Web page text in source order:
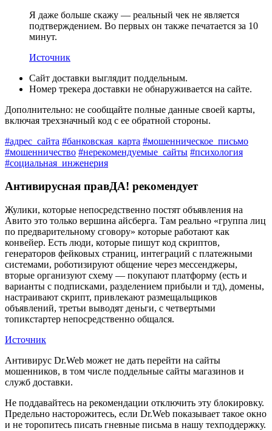
Я даже больше скажу — реальный чек не является
подтверждением. Во первых он также печатается за 10
минут.
Источник
Сайт доставки выглядит поддельным.
Номер трекера доставки не обнаруживается на сайте.
Дополнительно: не сообщайте полные данные своей карты,
включая трехзначный код с ее обратной стороны.
#адрес_сайта #банковская_карта #мошенническое_письмо
#мошенничество #нерекомендуемые_сайты #психология
#социальная_инженерия
Антивирусная правДА! рекомендует
Жулики, которые непосредственно постят объявления на
Авито это только вершина айсберга. Там реально «группа лиц
по предварительному сговору» которые работают как
конвейер. Есть люди, которые пишут код скриптов,
генераторов фейковых страниц, интеграций с платежными
системами, роботизируют общение через мессенджеры,
вторые организуют схему — покупают платформу (есть и
варианты с подписками, разделением прибыли и тд), домены,
настраивают скрипт, привлекают размещальщиков
объявлений, третьи выводят деньги, с четвертыми
топикстартер непосредственно общался.
Источник
Антивирус Dr.Web может не дать перейти на сайты
мошенников, в том числе поддельные сайты магазинов и
служб доставки.
Не поддавайтесь на рекомендации отключить эту блокировку.
Предельно насторожитесь, если Dr.Web показывает такое окно
и не торопитесь писать гневные письма в нашу техподдержку.